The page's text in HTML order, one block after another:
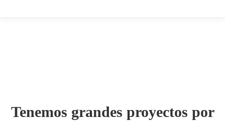
Tenemos grandes proyectos por